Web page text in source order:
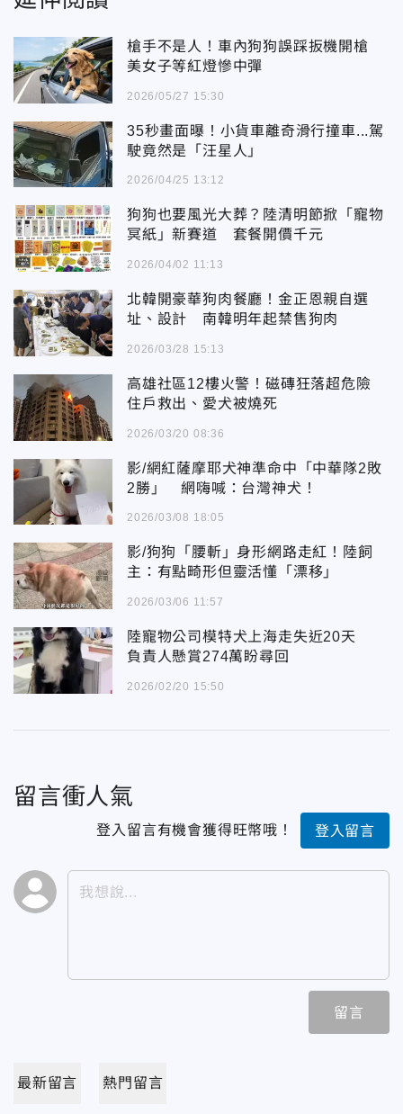
槍手不是人！車內狗狗誤踩扳機開槍
美女子等紅燈慘中彈
2026/05/27 15:30
35秒畫面曝！小貨車離奇滑行撞車...駕
駛竟然是「汪星人」
2026/04/25 13:12
狗狗也要風光大葬？陸清明節掀「寵物
冥紙」新賽道 套餐開價千元
2026/04/02 11:13
北韓開豪華狗肉餐廳！金正恩親自選
址、設計 南韓明年起禁售狗肉
2026/03/28 15:13
高雄社區12樓火警！磁磚狂落超危險
住戶救出、愛犬被燒死
2026/03/20 08:36
影/網紅薩摩耶犬神準命中「中華隊2敗
2勝」 網嗨喊：台灣神犬！
2026/03/08 18:05
影/狗狗「腰斬」身形網路走紅！陸飼
主：有點畸形但靈活懂「漂移」
2026/03/06 11:57
陸寵物公司模特犬上海走失近20天
負責人懸賞274萬盼尋回
2026/02/20 15:50
留言衝人氣
登入留言有機會獲得旺幣哦！ 登入留言
留言
最新留言 熱門留言